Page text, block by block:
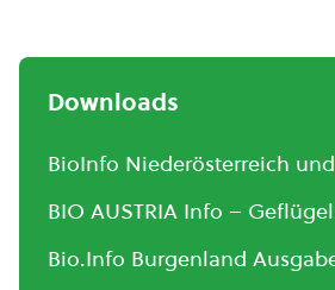
Downloads
BioInfo Niederösterreich
BIO AUSTRIA Info –
Bio.Info Burgenland